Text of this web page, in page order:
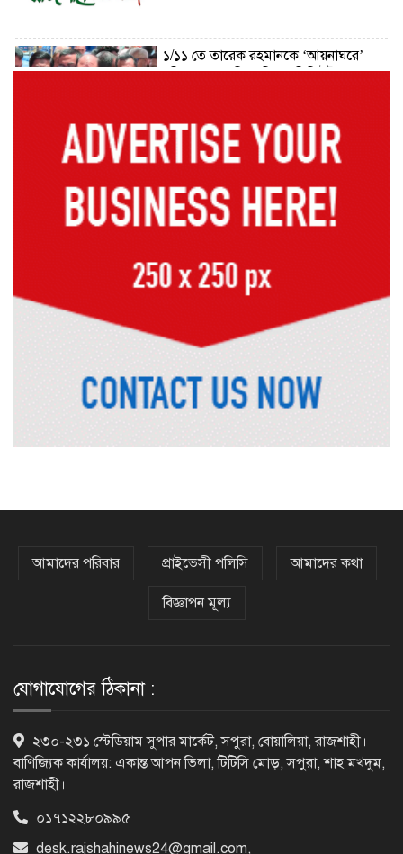
১/১১ তে তারেক রহমানকে ‘আয়নাঘরে’
বন্দি রাখা হয়েছিল: চিফ প্রসিকিউটর
ড্যাবের প্রতিষ্ঠাবার্ষিকীতে চিকিৎসক
ব্রেন স্ট্রোক, নির্বাচন অফিসকর্মীর মৃত্যু
কোরআন মজিদে ক্ষতিগ্রস্ত বলা হয়েছে
হরমুজ চুক্তির বিনিময়ে ইরানের বন্দর
করা সম্ভব নয়: ট্রাম্পের শীর্ষ জেনারেল
৫৪ রানে অলআউট হয়ে ইনিংস ব্যবধানে
হারল বাংলাদেশ
মন্তব্য থেকে ইউ-টার্ন কঙ্গনা রনৌতের
আমাদের পরিবার প্রাইভেসী পলিসি আমাদের কথা
বিজ্ঞাপন মূল্য
যোগাযোগের ঠিকানা :
২৩০-২৩১ স্টেডিয়াম সুপার মার্কেট, সপুরা, বোয়ালিয়া, রাজশাহী।
বাণিজ্যিক কার্যালয়: একান্ত আপন ভিলা, টিটিসি মোড়, সপুরা, শাহ মখদুম,
রাজশাহী।
০১৭১২২৮০৯৯৫
desk.rajshahinews24@gmail.com,